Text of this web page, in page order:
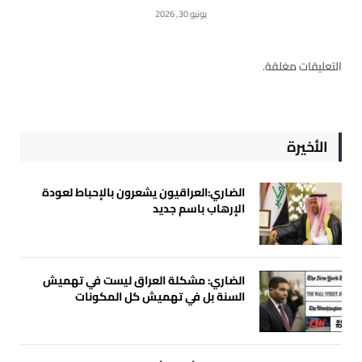
يونيو 30, 2026
التعليقات مغلقة.
الأخيرة
الضاري:العراقيون يشعرون بالإحباط لعودة
الإرهاب باسم جديد
الضاري: مشكلة العراق ليست في تهميش
السنة بل في تهميش كل المكونات